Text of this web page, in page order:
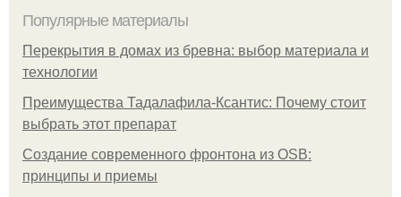
Популярные материалы
Перекрытия в домах из бревна: выбор материала и
технологии
Преимущества Тадалафила-Ксантис: Почему стоит
выбрать этот препарат
Создание современного фронтона из OSB:
принципы и приемы